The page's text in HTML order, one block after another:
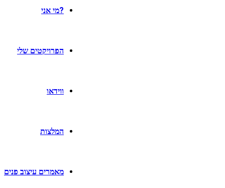
?מי אני
הפרויקטים שלי
ווידאו
המלצות
מאמרים עיצוב פנים